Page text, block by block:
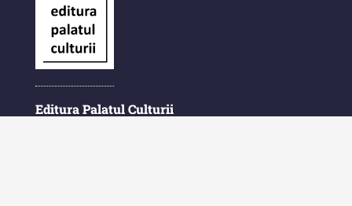
Editura Palatul Culturii
Piața Ștefan cel Mare și Sfânt Nr. 1